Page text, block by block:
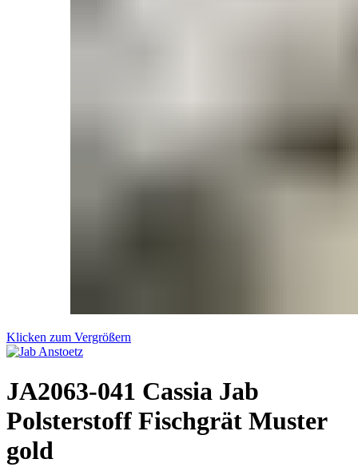
Klicken zum Vergrößern
JA2063-041 Cassia Jab
Polsterstoff Fischgrät Muster
gold